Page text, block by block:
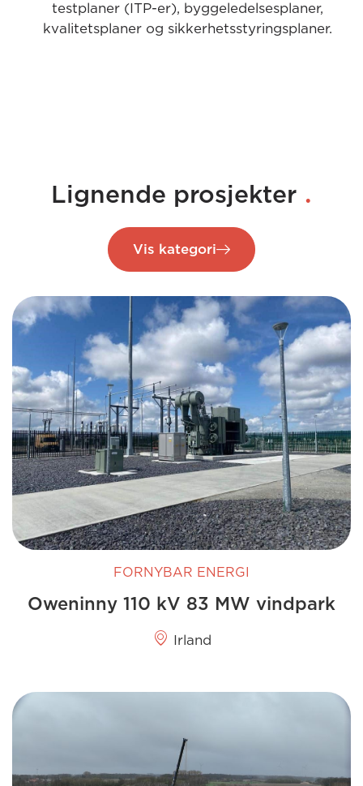
testplaner (ITP-er), byggeledelsesplaner,
kvalitetsplaner og sikkerhetsstyringsplaner.
Lignende prosjekter .
Vis kategori
FORNYBAR ENERGI
Oweninny 110 kV 83 MW vindpark
Irland